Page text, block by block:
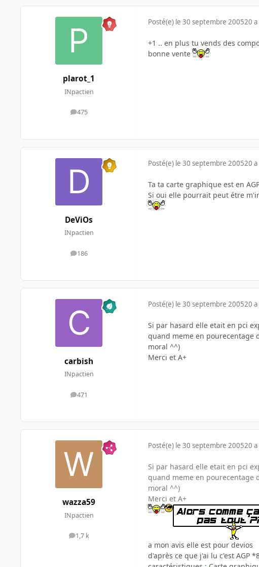
plarot_1
INpactien
475
messages
Posté(e) le 30 septembre 200520 a
+1 .. en plus tu vends des
bonne vente
DeViOs
INpactien
186
messages
Posté(e) le 30 septembre 200520 a
Ta ta carte graphique est en
Si oui elle pourrait peut étre
carbish
INpactien
471
messages
Posté(e) le 30 septembre 200520 a
Si par hasard elle etait en pci
quand meme en pourecentage
moral ^^)
Merci et A+
wazza59
INpactien
1,7 k
messages
Posté(e) le 30 septembre 200520 a
Si par hasard elle etait en pci
quand meme en pourecentage
moral ^^)
Merci et A+
a mon avis elle est pour devios
d'après ce que j'ai lu c'est AGP